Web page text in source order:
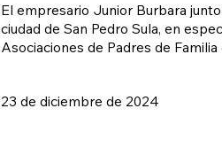
El empresario Junior Burbara
ciudad de San Pedro Sula, en
Asociaciones de Padres de
23 de diciembre de 2024